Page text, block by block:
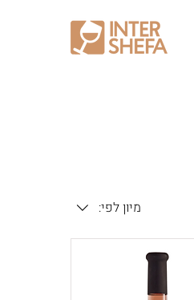
מיון לפי: